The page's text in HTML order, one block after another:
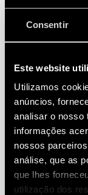
Consentir
Este website
Utilizamos
anúncios,
analisar o nosso
informações
nossos
análise, que as
que lhes
utilização dos
A gama de
modelos
contendo 2 a
parafuso e a
diversos
máquinas-
Saiba mais:
https://